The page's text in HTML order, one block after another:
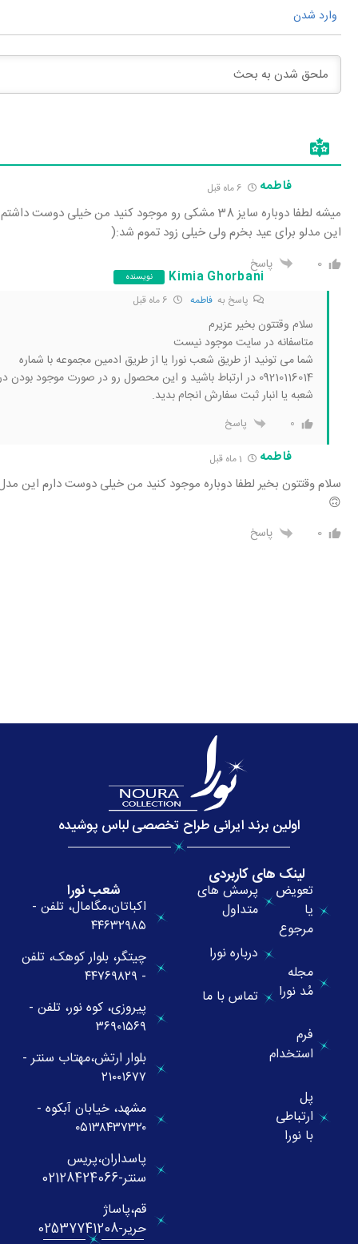
وارد شدن
فاطمه
میشه لطفا دوباره سایز 38 مشکی رو موجود کنید من خیلی دوست داشتم
این مدلو برای عید بخرم ولی خیلی زود تموم شد:(
0 پاسخ
Kimia Ghorbani نویسنده
پاسخ به فاطمه
سلام وقتتون بخیر عزیرم
متاسفانه در سایت موجود نیست
شما می تونید از طریق شعب نورا یا از طریق ادمین مجموعه با شماره
09210116014 در ارتباط باشید و این محصول رو در صورت موجود بودن
شعبه یا انبار ثبت سفارش انجام بدید.
0 پاسخ
فاطمه
سلام وقتتون بخیر لطفا دوباره موجود کنید من خیلی دوست دارم این
🙃
0 پاسخ
اولین برند ایرانی طراح تخصصی لباس پوشیده
لینک های کاربردی
تعویض
یا
مرجوع
مجله
مُد نورا
فرم
استخدام
پل
ارتباطی
با نورا
پرسش های
متداول
درباره نورا
تماس با ما
شعب نورا
اکباتان،مگامال، تلفن -
۴۴۶۳۲۹۸۵
چیتگر، بلوار کوهک، تلفن
- ۴۴۷۶۹۸۲۹
پیروزی، کوه نور، تلفن -
۳۶۹۰۱۵۶۹
بلوار ارتش،مهتاب سنتر -
۲۱۰۰۱۶۷۷
مشهد، خیابان آبکوه -
۰۵۱۳۸۴۳۷۳۲۰
پاسداران،پریس
سنتر-02128424066
قم،پاساژ
حریر-02537741208